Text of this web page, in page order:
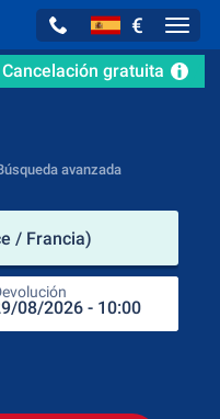
€
Cancelación gratuita
avanzada
/ Francia)